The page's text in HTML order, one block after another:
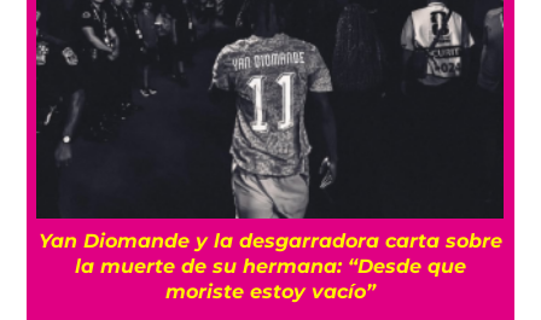
Yan Diomande y la desgarradora carta sobre
la muerte de su hermana: “Desde que
moriste estoy vacío”